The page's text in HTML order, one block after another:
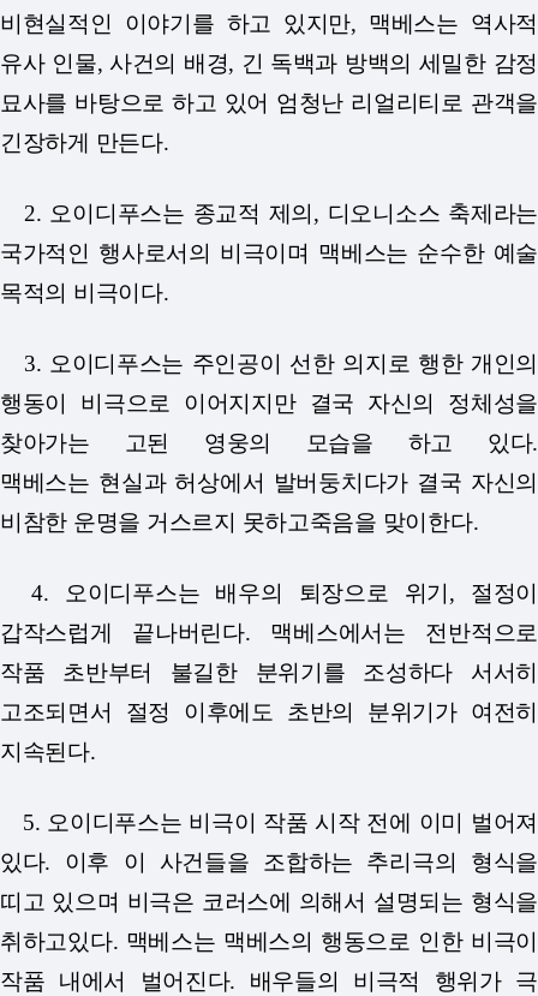
비현실적인 이야기를 하고 있지만, 맥베스는 역사적
유사 인물, 사건의 배경, 긴 독백과 방백의 세밀한 감정
묘사를 바탕으로 하고 있어 엄청난 리얼리티로 관객을
긴장하게 만든다.
2. 오이디푸스는 종교적 제의, 디오니소스 축제라는
국가적인 행사로서의 비극이며 맥베스는 순수한 예술
목적의 비극이다.
3. 오이디푸스는 주인공이 선한 의지로 행한 개인의
행동이 비극으로 이어지지만 결국 자신의 정체성을
찾아가는 고된 영웅의 모습을 하고 있다.
맥베스는 현실과 허상에서 발버둥치다가 결국 자신의
비참한 운명을 거스르지 못하고죽음을 맞이한다.
4. 오이디푸스는 배우의 퇴장으로 위기, 절정이
갑작스럽게 끝나버린다. 맥베스에서는 전반적으로
작품 초반부터 불길한 분위기를 조성하다 서서히
고조되면서 절정 이후에도 초반의 분위기가 여전히
지속된다.
5. 오이디푸스는 비극이 작품 시작 전에 이미 벌어져
있다. 이후 이 사건들을 조합하는 추리극의 형식을
띠고 있으며 비극은 코러스에 의해서 설명되는 형식을
취하고있다. 맥베스는 맥베스의 행동으로 인한 비극이
작품 내에서 벌어진다. 배우들의 비극적 행위가 극